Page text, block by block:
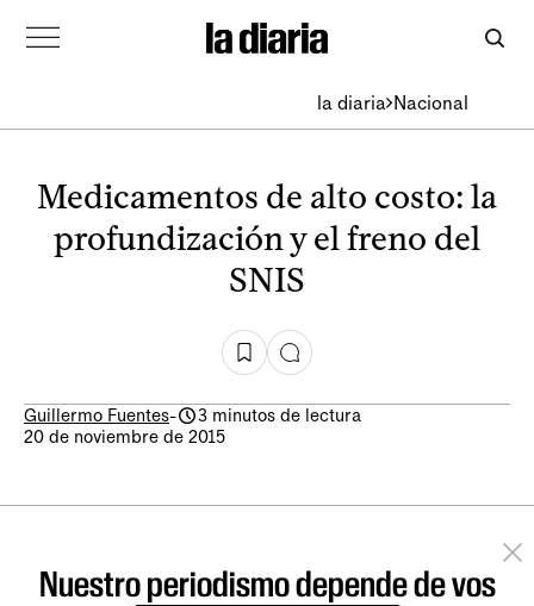
la diaria Nacional
Medicamentos de alto costo: la
profundización y el freno del
SNIS
Guillermo Fuentes-
3 minutos de lectura
20 de noviembre de 2015
Nuestro periodismo depende de vos